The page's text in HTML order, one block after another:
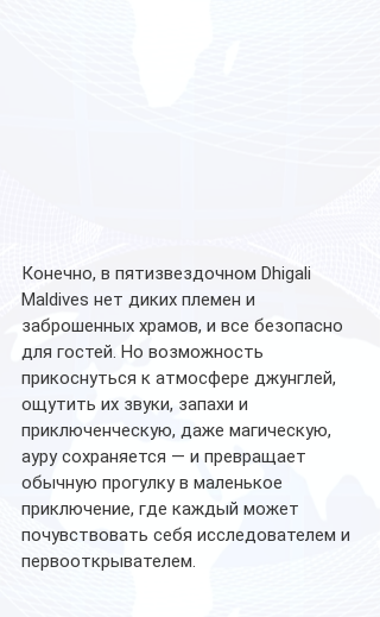
Конечно, в пятизвездочном Dhigali
Maldives нет диких племен и
заброшенных храмов, и все безопасно
для гостей. Но возможность
прикоснуться к атмосфере джунглей,
ощутить их звуки, запахи и
приключенческую, даже магическую,
ауру сохраняется — и превращает
обычную прогулку в маленькое
приключение, где каждый может
почувствовать себя исследователем и
первооткрывателем.